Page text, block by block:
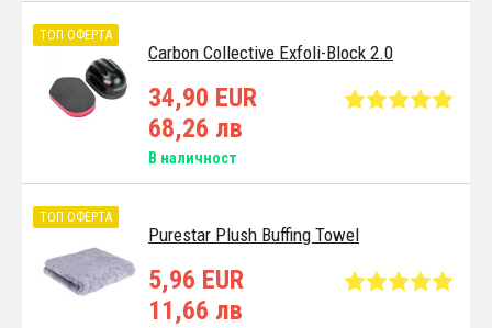
Carbon Collective Exfoli-Block 2.0
ТОП ОФЕРТА
34,90 EUR
68,26 лв
В наличност
Purestar Plush Buffing Towel
ТОП ОФЕРТА
5,96 EUR
11,66 лв